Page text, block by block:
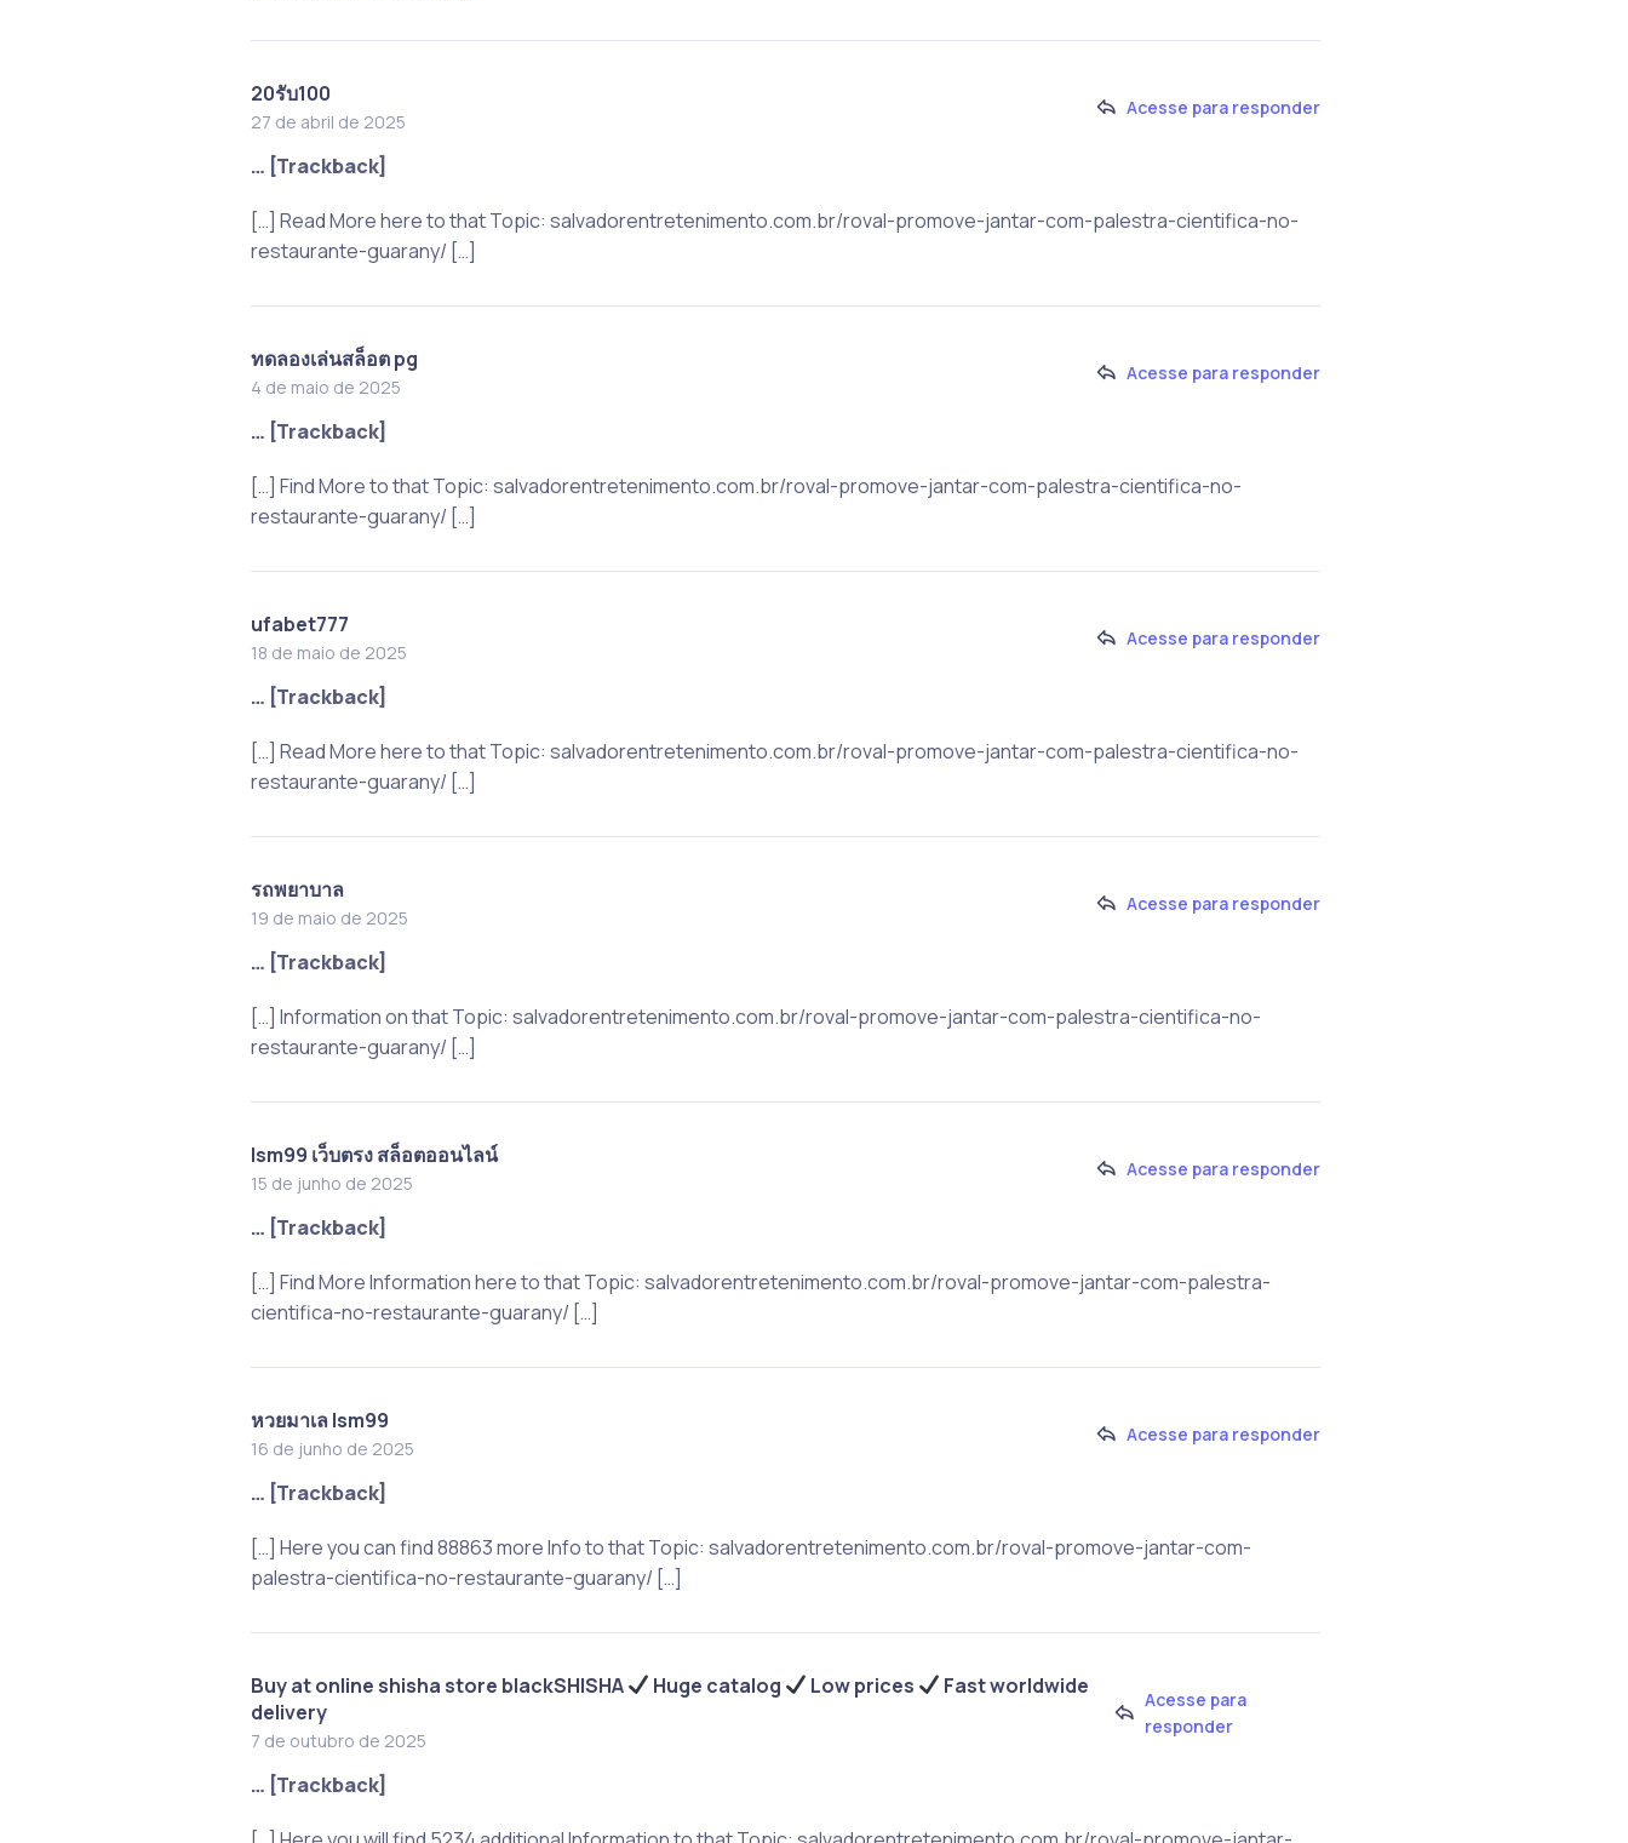
20รับ100
27 de abril de 2025
Acesse para responder
… [Trackback]
[…] Read More here to that Topic: salvadorentretenimento.com.br/roval-promove-jantar-com-palestra-cientifica-no-
restaurante-guarany/ […]
ทดลองเล่นสล็อต pg
4 de maio de 2025
Acesse para responder
… [Trackback]
[…] Find More to that Topic: salvadorentretenimento.com.br/roval-promove-jantar-com-palestra-cientifica-no-
restaurante-guarany/ […]
ufabet777
18 de maio de 2025
Acesse para responder
… [Trackback]
[…] Read More here to that Topic: salvadorentretenimento.com.br/roval-promove-jantar-com-palestra-cientifica-no-
restaurante-guarany/ […]
รถพยาบาล
19 de maio de 2025
Acesse para responder
… [Trackback]
[…] Information on that Topic: salvadorentretenimento.com.br/roval-promove-jantar-com-palestra-cientifica-no-
restaurante-guarany/ […]
lsm99 เว็บตรง สล็อตออนไลน์
15 de junho de 2025
Acesse para responder
… [Trackback]
[…] Find More Information here to that Topic: salvadorentretenimento.com.br/roval-promove-jantar-com-palestra-
cientifica-no-restaurante-guarany/ […]
หวยมาเล lsm99
16 de junho de 2025
Acesse para responder
… [Trackback]
[…] Here you can find 88863 more Info to that Topic: salvadorentretenimento.com.br/roval-promove-jantar-com-
palestra-cientifica-no-restaurante-guarany/ […]
Buy at online shisha store blackSHISHA Huge catalog Low prices
Fast worldwide
delivery
7 de outubro de 2025
Acesse para
responder
… [Trackback]